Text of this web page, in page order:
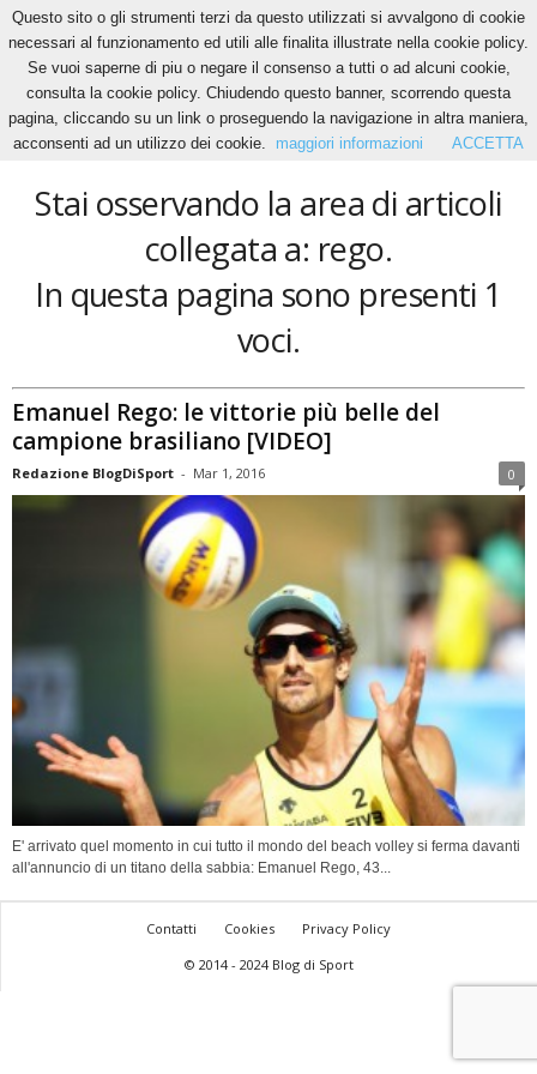
Home Tags Rego
rego
Stai osservando la area di articoli
collegata a: rego.
In questa pagina sono presenti 1
voci.
Emanuel Rego: le vittorie più belle del
campione brasiliano [VIDEO]
Redazione BlogDiSport - Mar 1, 2016 0
E' arrivato quel momento in cui tutto il mondo del beach volley si ferma davanti
all'annuncio di un titano della sabbia: Emanuel Rego, 43...
Contatti Cookies
Privacy Policy
© 2014 - 2024 Blog di Sport
Questo sito o gli strumenti terzi da questo utilizzati si avvalgono di cookie
necessari al funzionamento ed utili alle finalita illustrate nella cookie policy.
Se vuoi saperne di piu o negare il consenso a tutti o ad alcuni cookie,
consulta la cookie policy. Chiudendo questo banner, scorrendo questa
pagina, cliccando su un link o proseguendo la navigazione in altra maniera,
acconsenti ad un utilizzo dei cookie.
maggiori informazioni ACCETTA